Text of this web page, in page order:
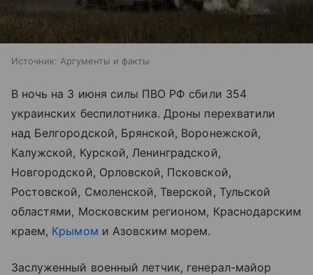
Источник: Аргументы и факты
В ночь на 3 июня силы ПВО РФ сбили 354
украинских беспилотника. Дроны перехватили
над Белгородской, Брянской, Воронежской,
Калужской, Курской, Ленинградской,
Новгородской, Орловской, Псковской,
Ростовской, Смоленской, Тверской, Тульской
областями, Московским регионом, Краснодарским
краем, Крымом и Азовским морем.
Заслуженный военный летчик, генерал-майор